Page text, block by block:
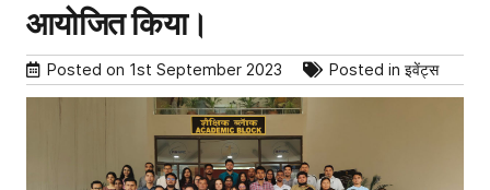
आयोजित किया।
Posted on 1st September 2023 Posted in इवेंट्स